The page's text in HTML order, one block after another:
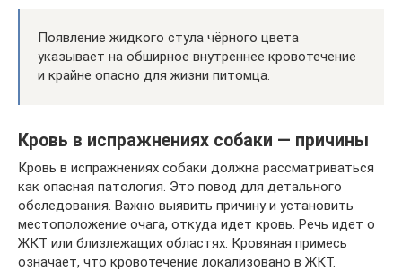
Появление жидкого стула чёрного цвета
указывает на обширное внутреннее кровотечение
и крайне опасно для жизни питомца.
Кровь в испражнениях собаки — причины
Кровь в испражнениях собаки должна рассматриваться
как опасная патология. Это повод для детального
обследования. Важно выявить причину и установить
местоположение очага, откуда идет кровь. Речь идет о
ЖКТ или близлежащих областях. Кровяная примесь
означает, что кровотечение локализовано в ЖКТ.